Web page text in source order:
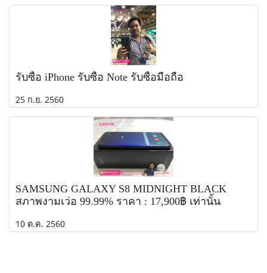
รับซื้อ iPhone รับซื้อ Note รับซื้อมือถือ
25 ก.ย. 2560
SAMSUNG GALAXY S8 MIDNIGHT BLACK
สภาพงามเว่อ 99.99% ราคา : 17,900฿ เท่านั้น
10 ต.ค. 2560